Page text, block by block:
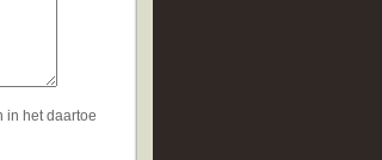
in het daartoe